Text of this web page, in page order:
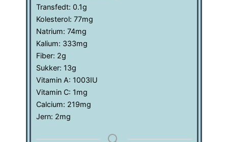
Transfedt:0.1g
Kolesterol:77mg
Natrium:74mg
Kalium: 333mg
Fiber: 2g
Sukker: 13g
Vitamin A: 1003IU
Vitamin C: 1mg
Calcium: 219mg
Jern: 2mg